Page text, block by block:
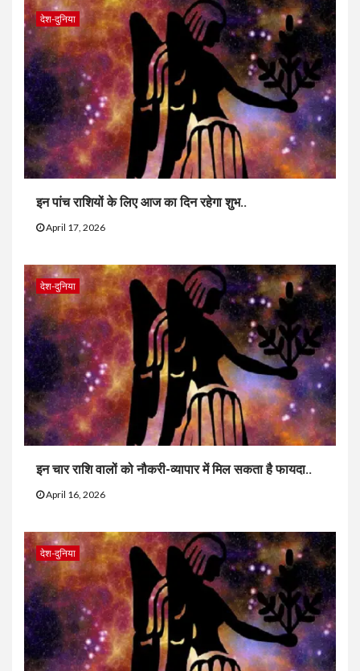
देश-दुनिया
इन पांच राशियों के लिए आज का दिन रहेगा शुभ..
April 17, 2026
देश-दुनिया
इन चार राशि वालों को नौकरी-व्यापार में मिल सकता है फायदा..
April 16, 2026
देश-दुनिया